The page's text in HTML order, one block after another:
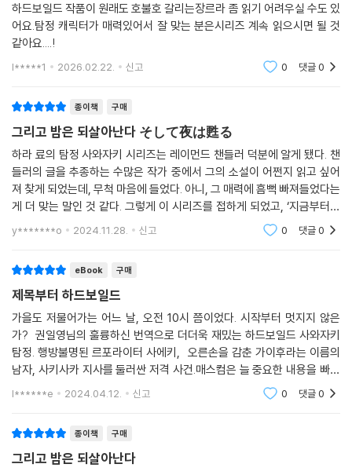
하드보일드 작품이 원래도 호불호 갈리는장르라 좀 읽기 어려우실 수도 있
어요.탐정 캐릭터가 매력있어서 잘 맞는 분은시리즈 계속 읽으시면 될 것
같아요....!
l*****1 2026.02.22. 신고 0 댓글0
종이책 구매
그리고 밤은 되살아난다 そして夜は甦る
하라 료의 탐정 사와자키 시리즈는 레이먼드 챈들러 덕분에 알게 됐다. 챈
들러의 글을 추종하는 수많은 작가 중에서 그의 소설이 어쩐지 읽고 싶어
져 찾게 되었는데, 무척 마음에 들었다. 아니, 그 매력에 흠뻑 빠져들었다는
게 더 맞는 말인 것 같다. 그렇게 이 시리즈를 접하게 되었고, ‘지금부터의
내일’을 제외하고는 순서대로 읽었지만 어쩐지 아쉽다는 생각에 다시 읽어
볼 생각을
y*******o 2024.11.28. 신고 0 댓글0
eBook 구매
제목부터 하드보일드
가을도 저물어가는 어느 날, 오전 10시 쯤이었다. 시작부터 멋지지 않은
가? 권일영님의 훌륭하신 번역으로 더더욱 재밌는 하드보일드 사와자키
탐정. 행방불명된 르포라이터 사에키, 오른손을 감춘 가이후라는 이름의
남자, 사키사카 지사를 둘러싼 저격 사건.매스컴은 늘 중요한 내용을 빠뜨
린다. 진실을 전달한다고 떠들지만 기껏해야 그런 수준이다.
l******e 2024.04.12. 신고 0 댓글0
종이책 구매
그리고 밤은 되살아난다